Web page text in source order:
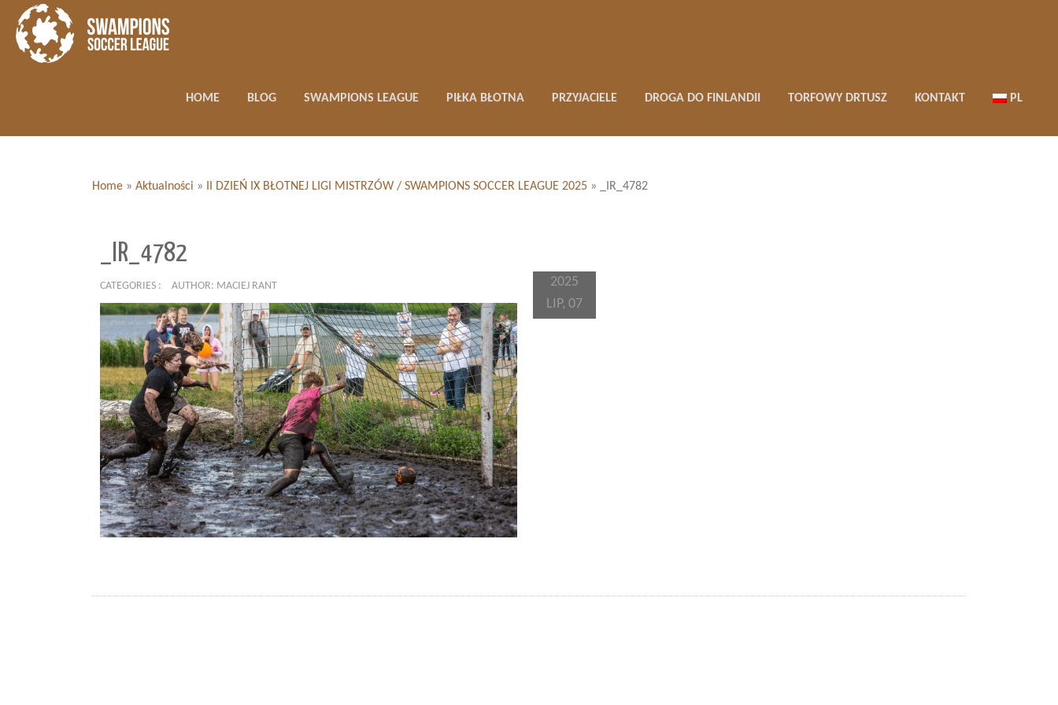
HOME BLOG SWAMPIONS LEAGUE PIŁKA BŁOTNA PRZYJACIELE DROGA DO FINLANDII TORFOWY DRTUSZ KONTAKT PL
Home » Aktualności » II DZIEŃ IX BŁOTNEJ LIGI MISTRZÓW / SWAMPIONS SOCCER LEAGUE 2025 » _IR_4782
_IR_4782
CATEGORIES : AUTHOR: MACIEJ RANT
2025
LIP, 07